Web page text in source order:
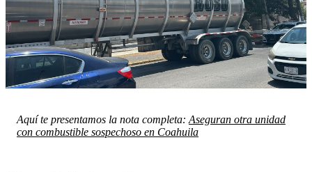
Aquí te presentamos la nota completa: Aseguran otra unidad
con combustible sospechoso en Coahuila